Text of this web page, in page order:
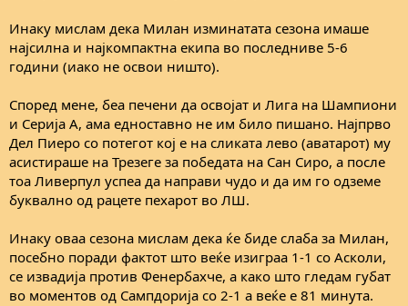
Инаку мислам дека Милан изминатата сезона имаше
најсилна и најкомпактна екипа во последниве 5-6
години (иако не освои ништо).
Според мене, беа печени да освојат и Лига на Шампиони
и Серија А, ама едноставно не им било пишано. Најпрво
Дел Пиеро со потегот кој е на сликата лево (аватарот) му
асистираше на Трезеге за победата на Сан Сиро, а после
тоа Ливерпул успеа да направи чудо и да им го одземе
буквално од рацете пехарот во ЛШ.
Инаку оваа сезона мислам дека ќе биде слаба за Милан,
посебно поради фактот што веќе изиграа 1-1 со Асколи,
се извадија против Фенербахче, а како што гледам губат
во моментов од Сампдорија со 2-1 а веќе е 81 минута.